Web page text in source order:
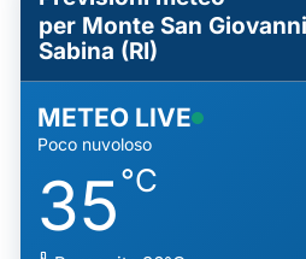
per Monte San
Sabina (RI)
METEO LIVE
Poco nuvoloso
35°C